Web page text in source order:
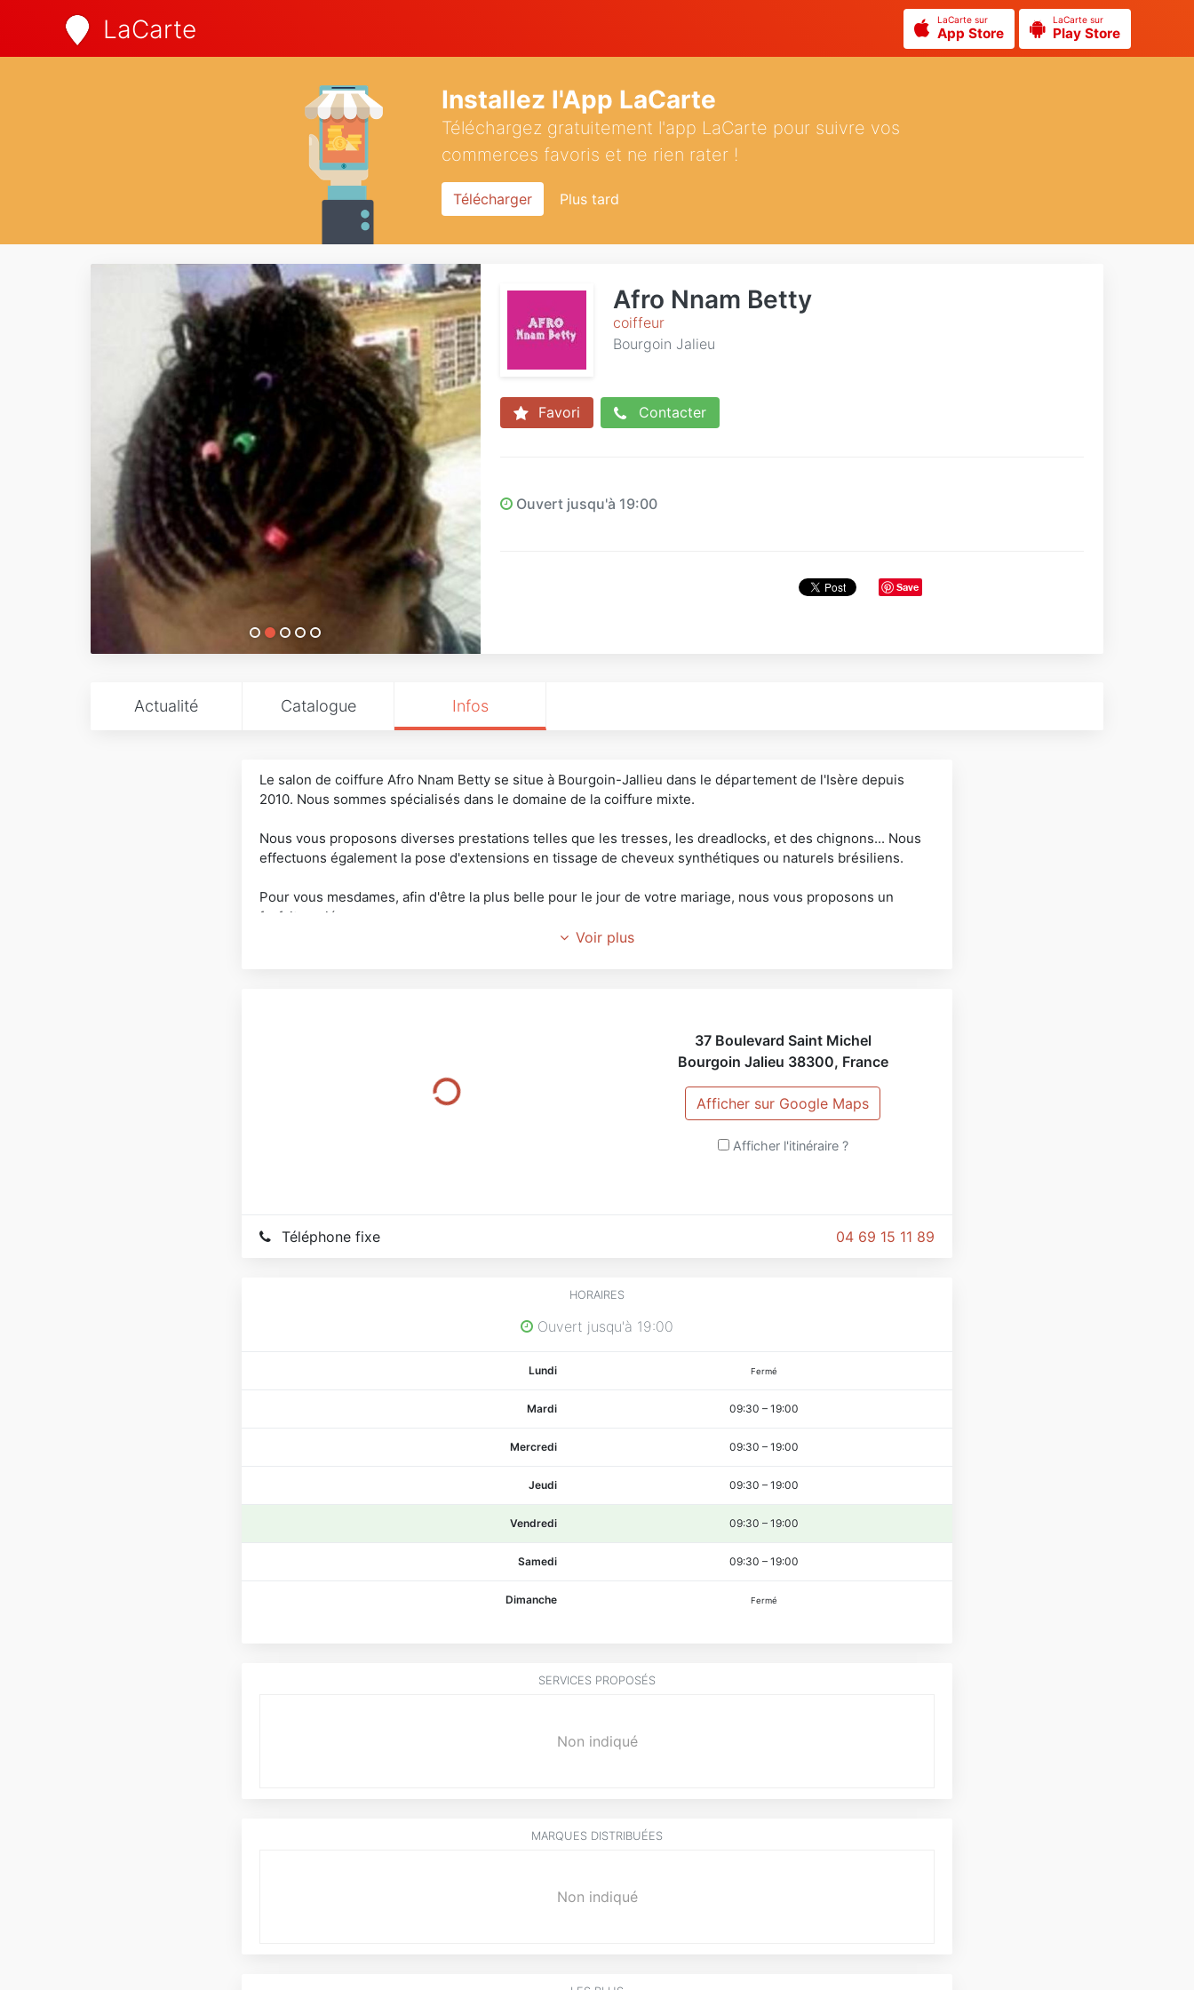
LaCarte LaCarte sur
App Store
LaCarte sur
Play Store
Installez l'App LaCarte
Téléchargez gratuitement l'app LaCarte pour suivre vos
commerces favoris et ne rien rater !
Télécharger Plus tard
Afro Nnam Betty
coiffeur
Bourgoin Jalieu
Favori Contacter
Ouvert jusqu'à 19:00
Save
Actualité Catalogue Infos
Le salon de coiffure Afro Nnam Betty se situe à Bourgoin-Jallieu dans le département de l'Isère depuis
2010. Nous sommes spécialisés dans le domaine de la coiffure mixte.
Nous vous proposons diverses prestations telles que les tresses, les dreadlocks, et des chignons... Nous
effectuons également la pose d'extensions en tissage de cheveux synthétiques ou naturels brésiliens.
Pour vous mesdames, afin d'être la plus belle pour le jour de votre mariage, nous vous proposons un
forfait mariée.
Vente
Voir plus
37 Boulevard Saint Michel
Bourgoin Jalieu 38300, France
Afficher sur Google Maps
Afficher l'itinéraire ?
04 69 15 11 89
Téléphone fixe
HORAIRES
Ouvert jusqu'à 19:00
Lundi Fermé
Mardi 09:30 – 19:00
Mercredi 09:30 – 19:00
Jeudi 09:30 – 19:00
Vendredi 09:30 – 19:00
Samedi 09:30 – 19:00
Dimanche Fermé
SERVICES PROPOSÉS
Non indiqué
MARQUES DISTRIBUÉES
Non indiqué